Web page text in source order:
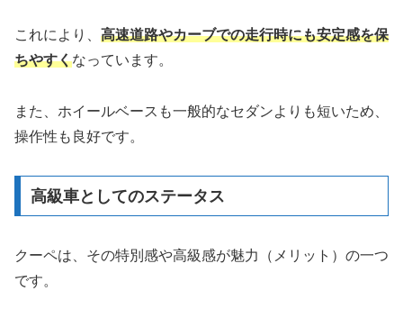
これにより、 高速道路やカーブでの走行時にも安定感を保
ちやすくなっています。
また、ホイールベースも一般的なセダンよりも短いため、
操作性も良好です。
高級車としてのステータス
クーペは、その特別感や高級感が魅力（メリット）の一つ
です。